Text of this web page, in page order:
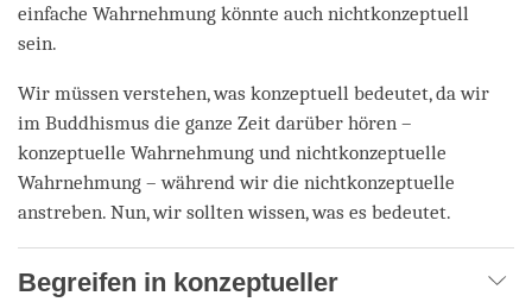
einfache Wahrnehmung könnte auch nichtkonzeptuell
sein.
Wir müssen verstehen, was konzeptuell bedeutet, da wir
im Buddhismus die ganze Zeit darüber hören –
konzeptuelle Wahrnehmung und nichtkonzeptuelle
Wahrnehmung – während wir die nichtkonzeptuelle
anstreben. Nun, wir sollten wissen, was es bedeutet.
Begreifen in konzeptueller